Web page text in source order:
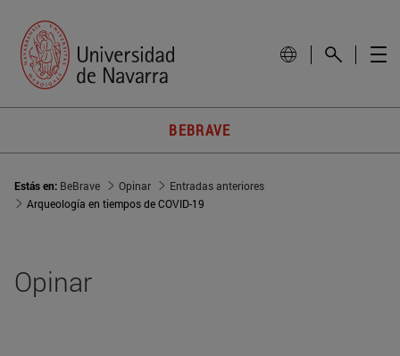
BEBRAVE
Estás en: BeBrave Opinar
Entradas anteriores
Arqueología en tiempos de COVID-19
Opinar